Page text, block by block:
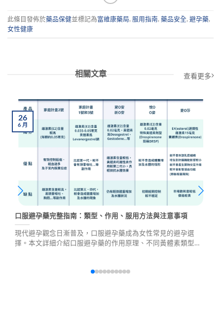
此條目發佈於藥品保健並標記為富維康藥局, 服用指南, 藥品安全, 避孕藥,
女性健康
相關文章 查看更多
口服避孕藥完整指南：類型、作用、服用方法與注意事項
現代避孕觀念日漸普及，口服避孕藥成為女性常見的避孕選
擇。本文詳細介紹口服避孕藥的作用原理、不同黃體素類型的
用，以及常見問答解答，幫助您在醫師協助下選擇適合自己的
26
6月